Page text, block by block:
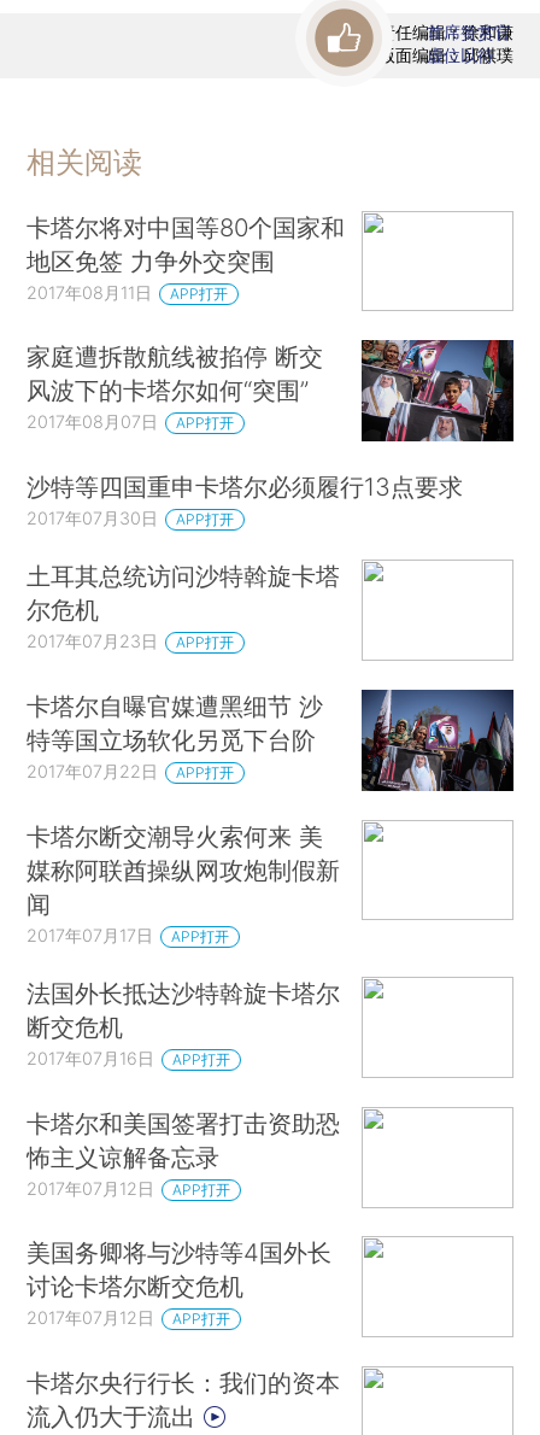
责任编辑：徐和谦
版面编辑：邱祺璞
首席赞赏官
虚位以待
相关阅读
卡塔尔将对中国等80个国家和
地区免签 力争外交突围
2017年08月11日 APP打开
家庭遭拆散航线被掐停 断交
风波下的卡塔尔如何“突围”
2017年08月07日 APP打开
沙特等四国重申卡塔尔必须履行13点要求
2017年07月30日 APP打开
土耳其总统访问沙特斡旋卡塔
尔危机
2017年07月23日 APP打开
卡塔尔自曝官媒遭黑细节 沙
特等国立场软化另觅下台阶
2017年07月22日 APP打开
卡塔尔断交潮导火索何来 美
媒称阿联酋操纵网攻炮制假新
闻
2017年07月17日 APP打开
法国外长抵达沙特斡旋卡塔尔
断交危机
2017年07月16日 APP打开
卡塔尔和美国签署打击资助恐
怖主义谅解备忘录
2017年07月12日 APP打开
美国务卿将与沙特等4国外长
讨论卡塔尔断交危机
2017年07月12日 APP打开
卡塔尔央行行长：我们的资本
流入仍大于流出